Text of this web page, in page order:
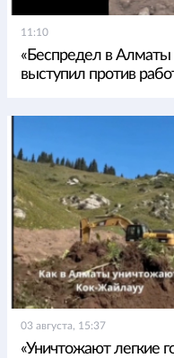
11:10
«Беспредел в
выступил против
03 августа, 15:37
«Уничтожают легкие